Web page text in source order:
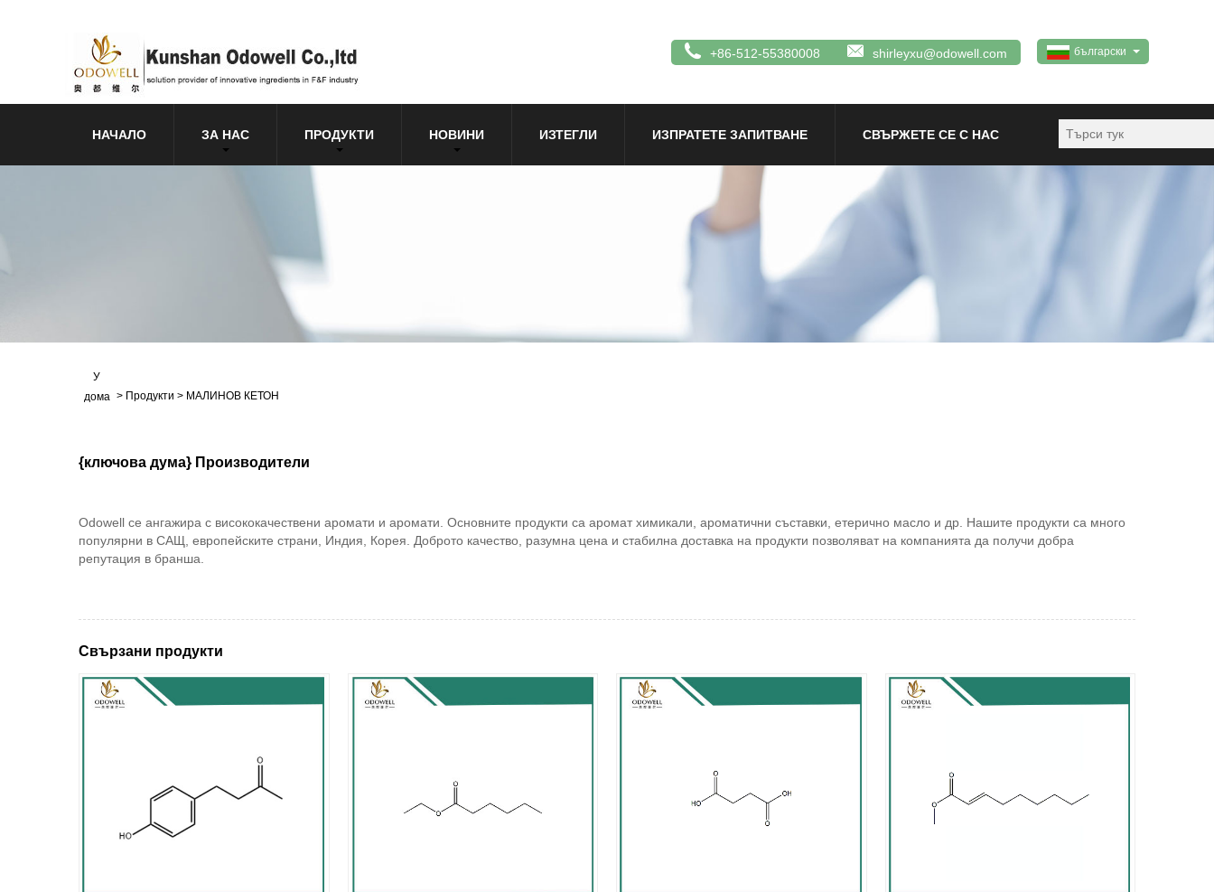
български
+86-512-55380008 shirleyxu@odowell.com
НАЧАЛО ЗА НАС ПРОДУКТИ НОВИНИ ИЗТЕГЛИ ИЗПРАТЕТЕ ЗАПИТВАНЕ СВЪРЖЕТЕ СЕ С НАС
У
дома > Продукти > МАЛИНОВ КЕТОН
{ключова дума} Производители
Odowell се ангажира с висококачествени аромати и аромати. Основните продукти са аромат химикали, ароматични съставки, етерично масло и др. Нашите продукти са много
популярни в САЩ, европейските страни, Индия, Корея. Доброто качество, разумна цена и стабилна доставка на продукти позволяват на компанията да получи добра
репутация в бранша.
Свързани продукти